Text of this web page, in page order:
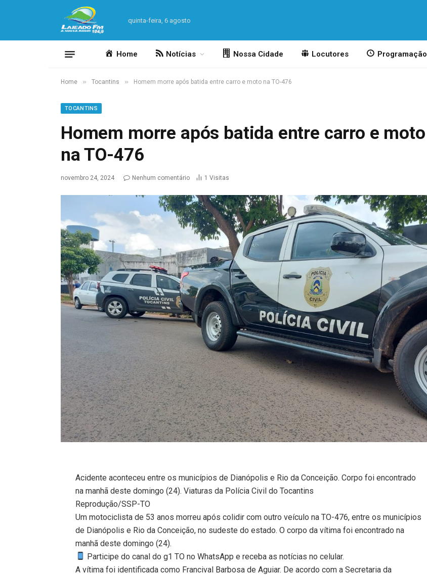
quinta-feira, 6 agosto
Home Notícias Nossa Cidade Locutores Programação
Home » Tocantins » Homem morre após batida entre carro e moto na TO-476
TOCANTINS
Homem morre após batida entre carro e moto
na TO-476
novembro 24, 2024 Nenhum comentário 1 Visitas
Acidente aconteceu entre os municípios de Dianópolis e Rio da Conceição. Corpo foi encontrado
na manhã deste domingo (24). Viaturas da Polícia Civil do Tocantins
Reprodução/SSP-TO
Um motociclista de 53 anos morreu após colidir com outro veículo na TO-476, entre os municípios
de Dianópolis e Rio da Conceição, no sudeste do estado. O corpo da vítima foi encontrado na
manhã deste domingo (24).
Participe do canal do g1 TO no WhatsApp e receba as notícias no celular.
A vítima foi identificada como Francival Barbosa de Aguiar. De acordo com a Secretaria da